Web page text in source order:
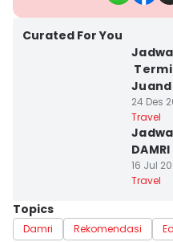
Curated For You
24 Des
Travel
16 Jul
Travel
Topics
Damri Rekomendasi